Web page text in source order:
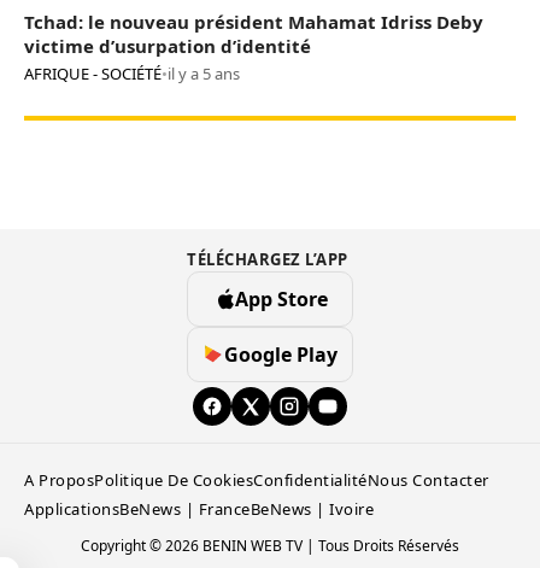
Tchad: le nouveau président Mahamat Idriss Deby
victime d’usurpation d’identité
AFRIQUE - SOCIÉTÉ•il y a 5 ans
TÉLÉCHARGEZ L’APP
App Store
Google Play
A ProposPolitique De CookiesConfidentialitéNous Contacter
ApplicationsBeNews | FranceBeNews | Ivoire
Copyright © 2026 BENIN WEB TV | Tous Droits Réservés